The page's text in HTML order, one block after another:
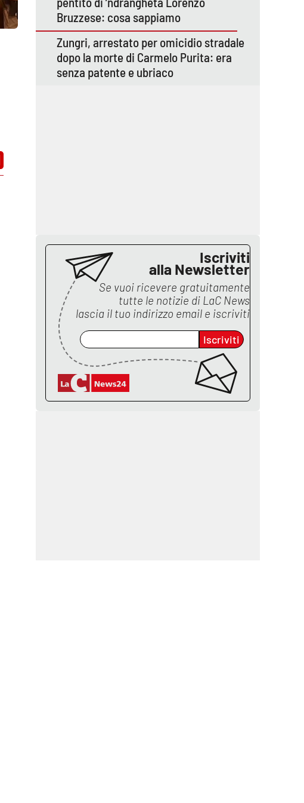
Bruzzese: cosa sappiamo
Zungri, arrestato per omicidio stradale
dopo la morte di Carmelo Purita: era
senza patente e ubriaco
Iscriviti
alla Newsletter
Se vuoi ricevere gratuitamente
tutte le notizie di LaC News
lascia il tuo indirizzo email e iscriviti
Iscriviti